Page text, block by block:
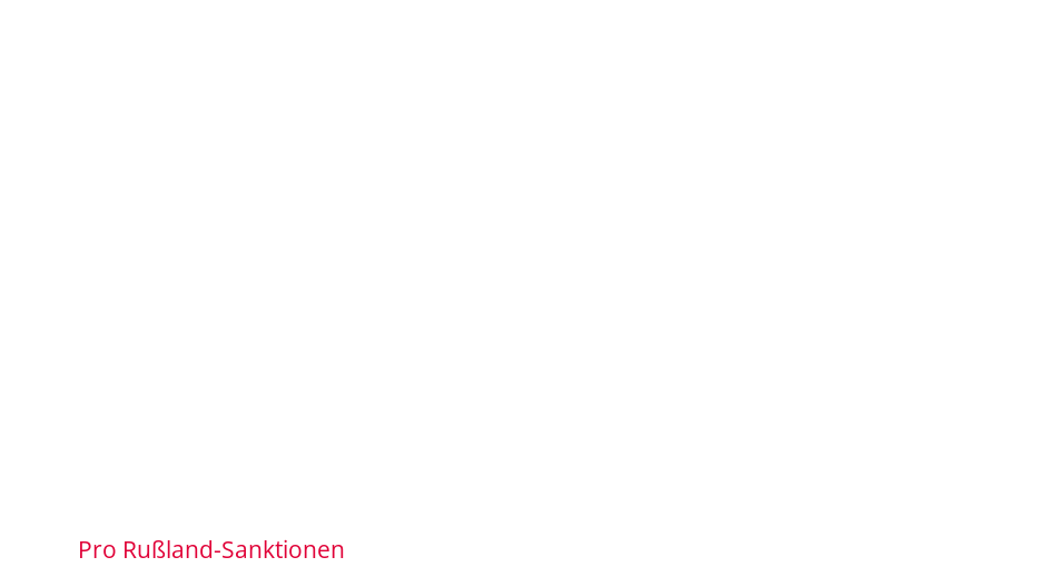
Pro Rußland-Sanktionen